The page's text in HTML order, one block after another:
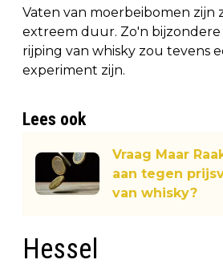
Vaten van moerbeibomen zijn
extreem duur. Zo'n
rijping van whisky zou tevens
experiment zijn.
Lees ook
Vraag Maar
aan tegen
van whisky?
Hessel